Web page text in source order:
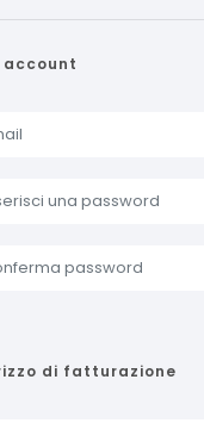
account
di fatturazione